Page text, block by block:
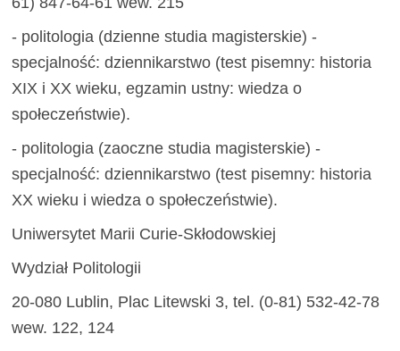
- politologia (dzienne studia magisterskie) -
specjalność: dziennikarstwo (test pisemny: historia
XIX i XX wieku, egzamin ustny: wiedza o
społeczeństwie).
- politologia (zaoczne studia magisterskie) -
specjalność: dziennikarstwo (test pisemny: historia
XX wieku i wiedza o społeczeństwie).
Uniwersytet Marii Curie-Skłodowskiej
Wydział Politologii
20-080 Lublin, Plac Litewski 3, tel. (0-81) 532-42-78
wew. 122, 124